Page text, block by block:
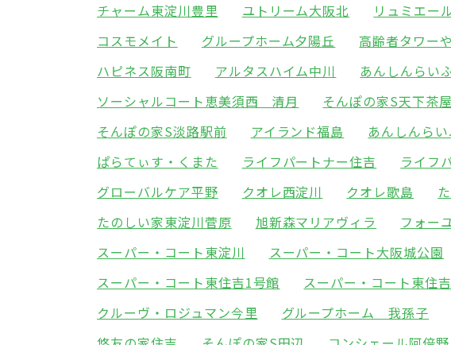
チャーム東淀川豊里
ユトリーム大阪北 リュミエー
コスモメイト
グループホーム夕陽丘 高齢者タワー
ハピネス阪南町
アルタスハイム中川 あんしんらい
ソーシャルコート恵美須西 清月
そんぽの家S天下茶屋
そんぽの家S淡路駅前
アイランド福島 あんしんら
ぱらてぃす・くまた
ライフパートナー住吉 ライフ
グローバルケア平野
クオレ西淀川 クオレ歌島
たのしい家東淀川菅原
旭新森マリアヴィラ フォー
スーパー・コート東淀川
スーパー・コート大阪城公園
スーパー・コート東住吉1号館
スーパー・コート東住
クルーヴ・ロジュマン今里
グループホーム 我孫子